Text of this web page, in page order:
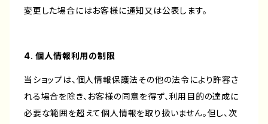
変更した場合にはお客様に通知又は公表します。
4. 個人情報利用の制限
当ショップは、個人情報保護法その他の法令により許容さ
れる場合を除き、お客様の同意を得ず、利用目的の達成に
必要な範囲を超えて個人情報を取り扱いません。但し、次